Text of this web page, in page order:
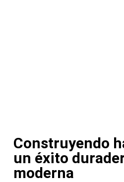
Construyendo
un éxito
moderna